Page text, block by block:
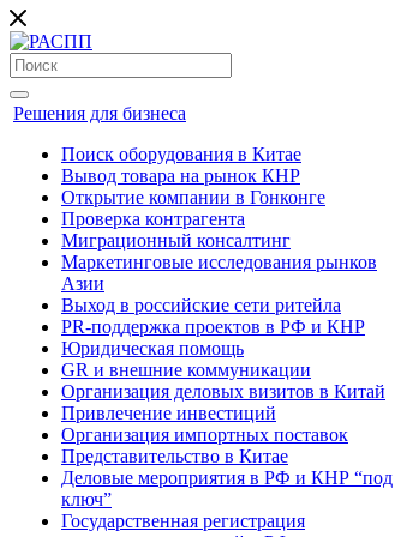
Решения для бизнеса
Поиск оборудования в Китае
Вывод товара на рынок КНР
Открытие компании в Гонконге
Проверка контрагента
Миграционный консалтинг
Маркетинговые исследования рынков
Азии
Выход в российские сети ритейла
PR-поддержка проектов в РФ и КНР
Юридическая помощь
GR и внешние коммуникации
Организация деловых визитов в Китай
Привлечение инвестиций
Организация импортных поставок
Представительство в Китае
Деловые мероприятия в РФ и КНР “под
ключ”
Государственная регистрация